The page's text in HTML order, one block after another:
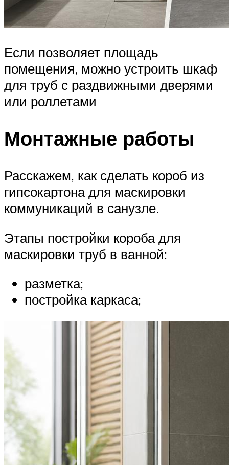
Если позволяет площадь
помещения, можно устроить шкаф
для труб с раздвижными дверями
или роллетами
Монтажные работы
Расскажем, как сделать короб из
гипсокартона для маскировки
коммуникаций в санузле.
Этапы постройки короба для
маскировки труб в ванной:
разметка;
постройка каркаса;